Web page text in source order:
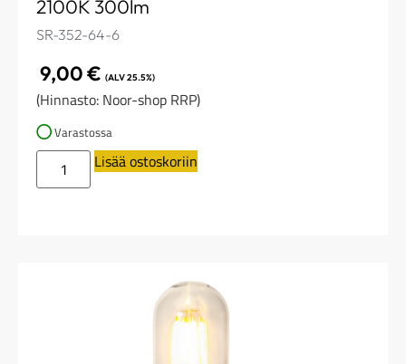
2100K 300lm
SR-352-64-6
9,00€ (ALV 25.5%)
(Hinnasto: Noor-shop RRP)
Varastossa
Lisää ostoskoriin